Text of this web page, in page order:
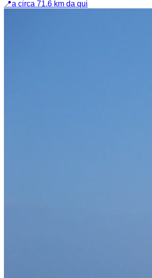
📍a circa 71.6 km da qui